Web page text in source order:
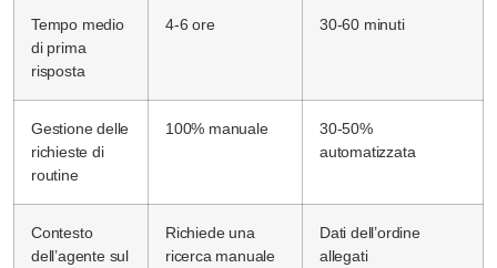
Tempo medio
di prima
risposta
4-6 ore 30-60 minuti
Gestione delle
richieste di
routine
100% manuale
30-50%
automatizzata
Contesto
dell’agente sul
Richiede una
ricerca manuale
Dati dell’ordine
allegati